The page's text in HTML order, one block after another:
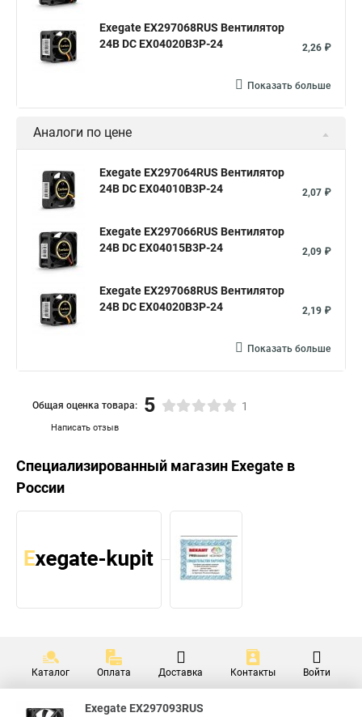
Exegate EX297068RUS Вентилятор
24В DC EX04020B3P-24
2,26 ₽
Показать больше
Аналоги по цене
Exegate EX297064RUS Вентилятор
24В DC EX04010B3P-24
2,07 ₽
Exegate EX297066RUS Вентилятор
24В DC EX04015B3P-24
2,09 ₽
Exegate EX297068RUS Вентилятор
24В DC EX04020B3P-24
2,19 ₽
Показать больше
Написать отзыв
Общая оценка товара: 5 1
Специализированный магазин Exegate в
России
Каталог Оплата Доставка Контакты Войти
Exegate EX297093RUS